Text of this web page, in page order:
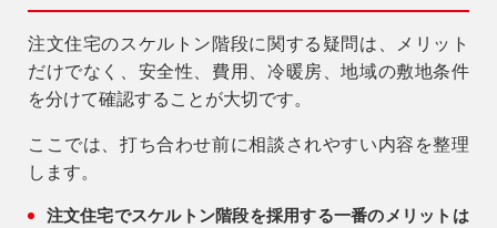
注文住宅のスケルトン階段に関する疑問は、メリット
だけでなく、安全性、費用、冷暖房、地域の敷地条件
を分けて確認することが大切です。
ここでは、打ち合わせ前に相談されやすい内容を整理
します。
注文住宅でスケルトン階段を採用する一番のメリットは